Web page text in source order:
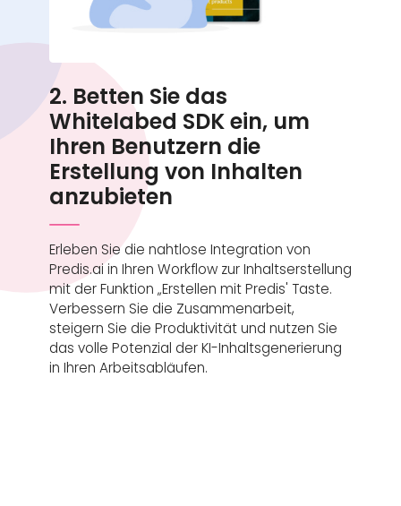
2. Betten Sie das
Whitelabed SDK ein, um
Ihren Benutzern die
Erstellung von Inhalten
anzubieten
Erleben Sie die nahtlose Integration von
Predis.ai in Ihren Workflow zur Inhaltserstellung
mit der Funktion „Erstellen mit Predis' Taste.
Verbessern Sie die Zusammenarbeit,
steigern Sie die Produktivität und nutzen Sie
das volle Potenzial der KI-Inhaltsgenerierung
in Ihren Arbeitsabläufen.